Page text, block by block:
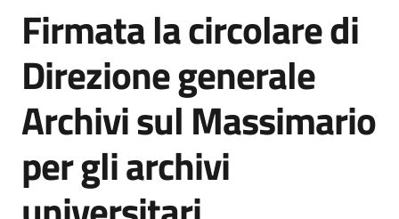
Archivio
storico
Conservazione
Argomenti
Salta al contenuto
Firmata la circolare di
Direzione generale
Archivi sul Massimario
per gli archivi